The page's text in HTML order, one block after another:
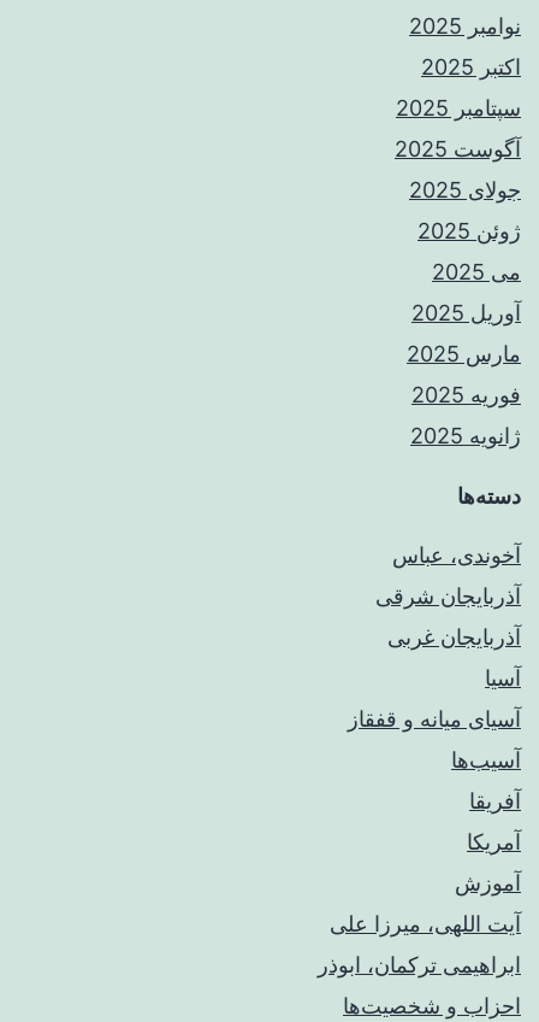
نوامبر 2025
اکتبر 2025
سپتامبر 2025
آگوست 2025
جولای 2025
ژوئن 2025
می 2025
آوریل 2025
مارس 2025
فوریه 2025
ژانویه 2025
دسته‌ها
آخوندی، عباس
آذربایجان شرقی
آذربایجان غربی
آسیا
آسیای میانه و قفقاز
آسیب‌ها
آفریقا
آمریکا
آموزش
آیت اللهی، میرزا علی
ابراهیمی ترکمان، ابوذر
احزاب و شخصیت‌ها